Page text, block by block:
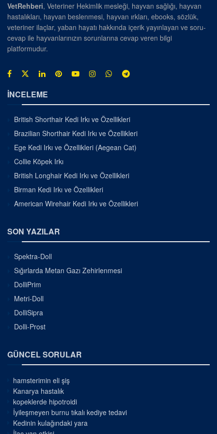
VetRehberi, Veteriner Hekimlik mesleği, hayvan sağlığı, hayvan
hastalıkları, hayvan beslenmesi, hayvan ırkları, ebooks, sözlük,
veteriner ilaçlar, yaban hayatı hakkında içerik yayınlayan ve soru-
cevap ile hayvanlarınızın sorunlarına cevap veren bilgi
platformudur.
İNCELEME
British Shorthair Kedi Irkı ve Özellikleri
Brazilian Shorthair Kedi Irkı ve Özellikleri
Ege Kedi Irkı ve Özellikleri (Aegean Cat)
Collie Köpek Irkı
British Longhair Kedi Irkı ve Özellikleri
Birman Kedi Irkı ve Özellikleri
American Wirehair Kedi Irkı ve Özellikleri
SON YAZILAR
Spektra-Doll
Sığırlarda Metan Gazı Zehirlenmesi
DolliPrim
Metri-Doll
DolliSipra
Dolli-Prost
GÜNCEL SORULAR
hamsterimin eli şiş
Kanarya hastalık
kopeklerde hipotroidi
İyileşmeyen burnu tıkalı kediye tedavi
Kedinin kulağındaki yara